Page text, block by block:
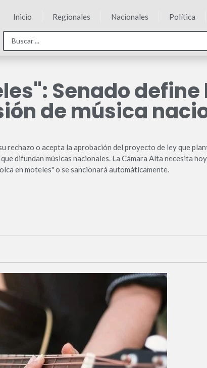
Inicio Regionales Nacionales Política
Senado define
de música
rechazo o acepta la aprobación del proyecto de ley que
difundan músicas nacionales. La Cámara Alta necesita
en moteles" o se sancionará automáticamente.